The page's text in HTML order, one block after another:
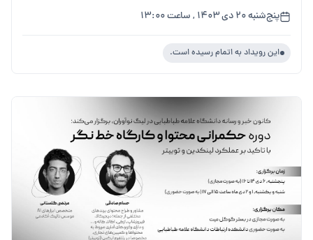
پنج‌شنبه ۲۰ دی ۱۴۰۳ , ساعت ۱۳:۰۰
این رویداد به اتمام رسیده است.